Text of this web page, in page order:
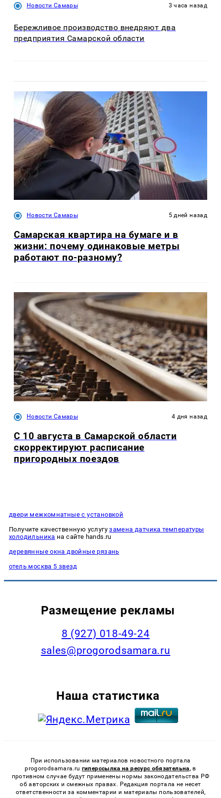
Новости Самары 3 часа назад
Бережливое производство внедряют два
предприятия Самарской области
Новости Самары 5 дней назад
Самарская квартира на бумаге и в
жизни: почему одинаковые метры
работают по-разному?
Новости Самары 4 дня назад
С 10 августа в Самарской области
скорректируют расписание
пригородных поездов
двери межкомнатные с установкой
Получите качественную услугузамена датчика температуры
холодильника на сайте hands.ru
деревянные окна двойные рязань
отель москва 5 звезд
Размещение рекламы
8 (927) 018-49-24
sales@progorodsamara.ru
Наша статистика
При использовании материалов новостного портала
progorodsamara.ru гиперссылка на ресурс обязательна, в
противном случае будут применены нормы законодательства РФ
об авторских и смежных правах. Редакция портала не несет
ответственности за комментарии и материалы пользователей,